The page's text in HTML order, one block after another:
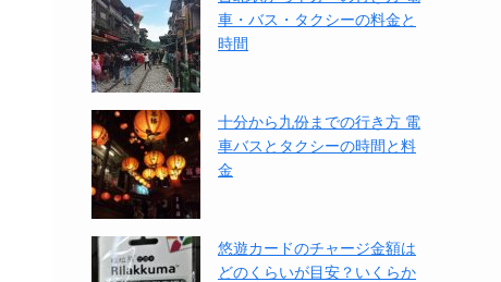
車・バス・タクシーの料金と
時間
十分から九份までの行き方 電
車バスとタクシーの時間と料
金
悠遊カードのチャージ金額は
どのくらいが目安？いくらか